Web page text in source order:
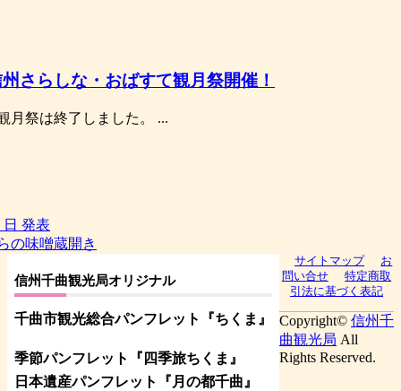
さらしな・おばすて観月祭開催！
月祭は終了しました。 ...
発表
の味噌蔵開き
信州千曲観光局オリジナル
千曲市観光総合パンフレット 『ちくま 』
季節パンフレット『四季旅ちくま』
日本遺産パンフレット
『月の都千曲 』
サイトマップ
お
問い合せ
特定商取
引法に基づく表記
Copyright© 信州千
曲観光局 All
Rights Reserved.